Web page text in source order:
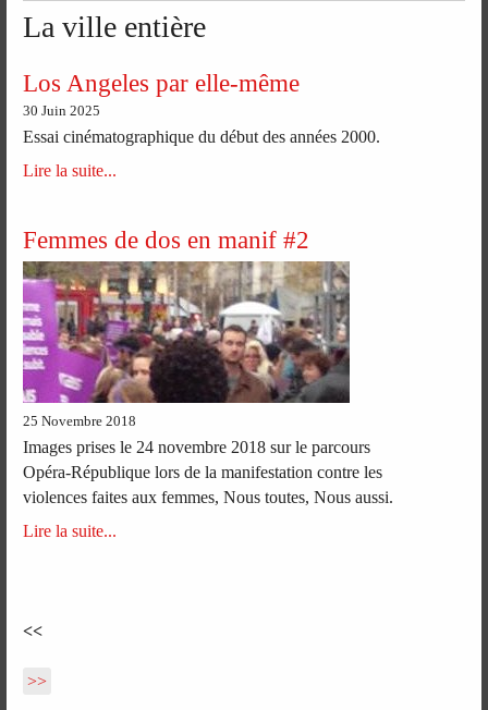
La ville entière
Los Angeles par elle-même
30 Juin 2025
Essai cinématographique du début des années 2000.
Lire la suite...
Femmes de dos en manif #2
25 Novembre 2018
Images prises le 24 novembre 2018 sur le parcours
Opéra-République lors de la manifestation contre les
violences faites aux femmes, Nous toutes, Nous aussi.
Lire la suite...
<<
>>